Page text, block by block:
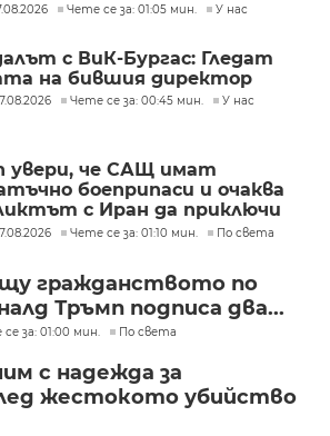
Чете се за: 01:05 мин. У нас
с ВиК-Бургас: Гледат
на бившия директор
Чете се за: 00:45 мин. У нас
увери, че САЩ имат
боеприпаси и очаква
с Иран да приключи
Чете се за: 01:10 мин. По света
гражданството по
Тръмп подписа два...
за: 01:00 мин. По света
с надежда за
жестокото убийство